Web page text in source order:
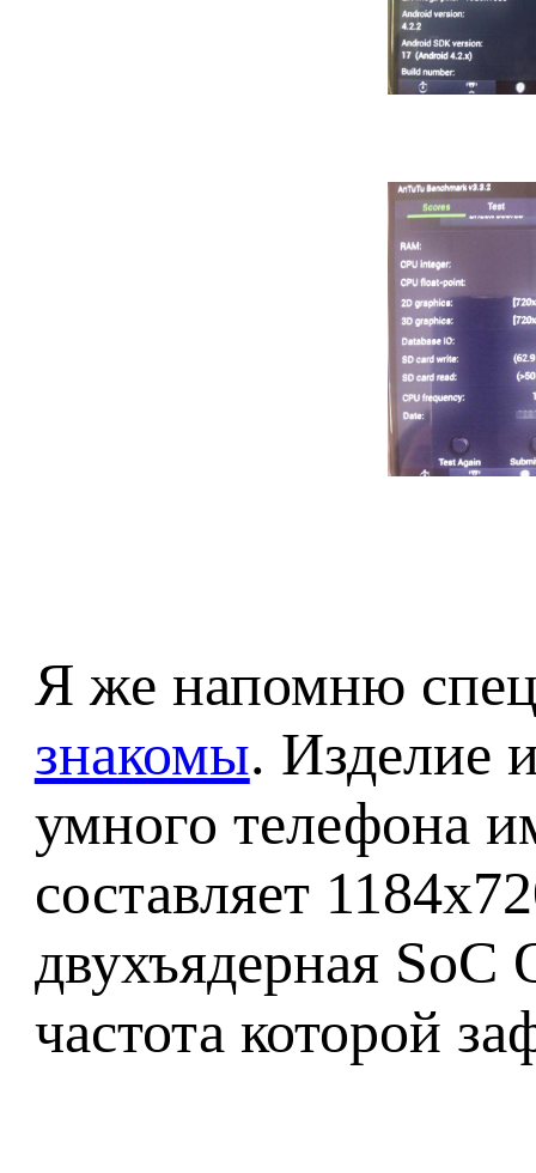
Я же напомню
знакомы. Изделие
умного телефона
составляет
двухъядерная
частота которой